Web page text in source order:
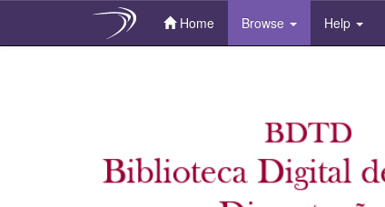
Home Browse Help